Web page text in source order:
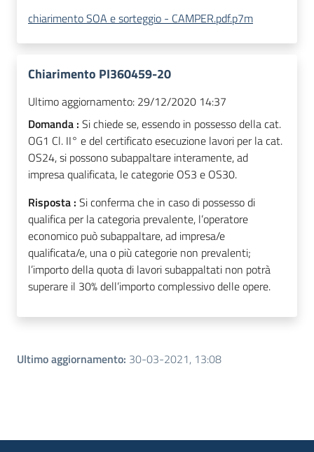
chiarimento SOA e sorteggio - CAMPER.pdf.p7m
Chiarimento PI360459-20
Ultimo aggiornamento: 29/12/2020 14:37
Domanda : Si chiede se, essendo in possesso della cat.
OG1 Cl. II° e del certificato esecuzione lavori per la cat.
OS24, si possono subappaltare interamente, ad
impresa qualificata, le categorie OS3 e OS30.
Risposta : Si conferma che in caso di possesso di
qualifica per la categoria prevalente, l’operatore
economico può subappaltare, ad impresa/e
qualificata/e, una o più categorie non prevalenti;
l’importo della quota di lavori subappaltati non potrà
superare il 30% dell’importo complessivo delle opere.
Ultimo aggiornamento: 30-03-2021, 13:08